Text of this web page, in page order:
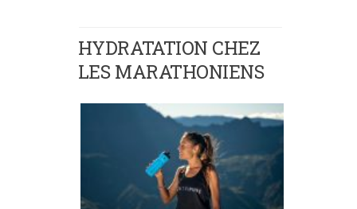
HYDRATATION CHEZ
LES MARATHONIENS